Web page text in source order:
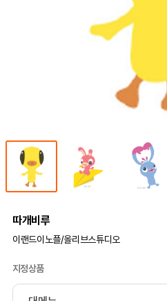
따개비루
이랜드이노플/올리브스튜디오
지정상품